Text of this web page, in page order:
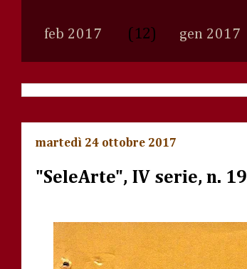
feb 2017 (12) gen 2017
martedì 24 ottobre 2017
"SeleArte", IV serie, n. 19